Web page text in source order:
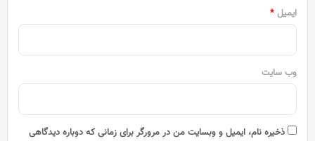
ایمیل *
وب‌ سایت
ذخیره نام، ایمیل و وبسایت من در مرورگر برای زمانی که دوباره دیدگاهی